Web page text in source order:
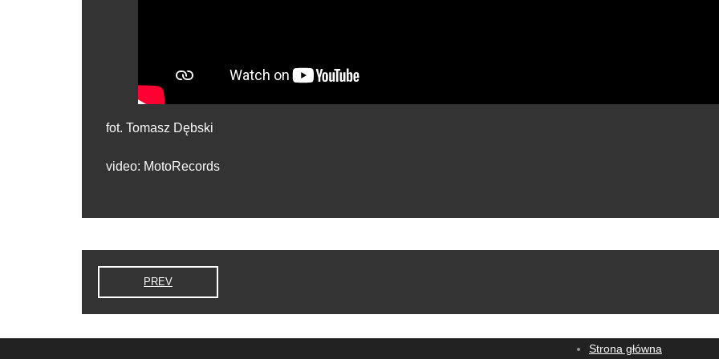
fot. Tomasz Dębski
video: MotoRecords
PREV
Strona główna